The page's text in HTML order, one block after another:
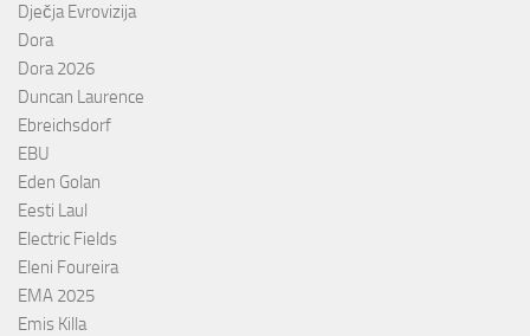
Dječja Evrovizija
Dora
Dora 2026
Duncan Laurence
Ebreichsdorf
EBU
Eden Golan
Eesti Laul
Electric Fields
Eleni Foureira
EMA 2025
Emis Killa